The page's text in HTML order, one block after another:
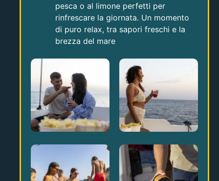
pesca o al limone perfetti per
rinfrescare la giornata. Un momento
di puro relax, tra sapori freschi e la
brezza del mare